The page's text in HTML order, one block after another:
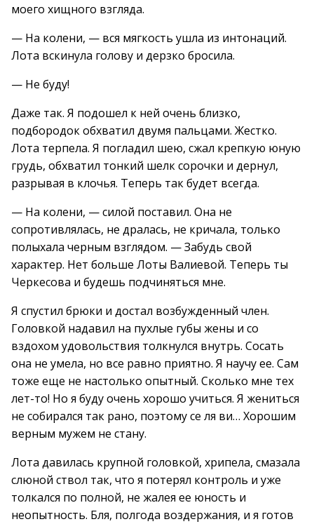
моего хищного взгляда.
— На колени, — вся мягкость ушла из интонаций.
Лота вскинула голову и дерзко бросила.
— Не буду!
Даже так. Я подошел к ней очень близко,
подбородок обхватил двумя пальцами. Жестко.
Лота терпела. Я погладил шею, сжал крепкую юную
грудь, обхватил тонкий шелк сорочки и дернул,
разрывая в клочья. Теперь так будет всегда.
— На колени, — силой поставил. Она не
сопротивлялась, не дралась, не кричала, только
полыхала черным взглядом. — Забудь свой
характер. Нет больше Лоты Валиевой. Теперь ты
Черкесова и будешь подчиняться мне.
Я спустил брюки и достал возбужденный член.
Головкой надавил на пухлые губы жены и со
вздохом удовольствия толкнулся внутрь. Сосать
она не умела, но все равно приятно. Я научу ее. Сам
тоже еще не настолько опытный. Сколько мне тех
лет-то! Но я буду очень хорошо учиться. Я жениться
не собирался так рано, поэтому се ля ви… Хорошим
верным мужем не стану.
Лота давилась крупной головкой, хрипела, смазала
слюной ствол так, что я потерял контроль и уже
толкался по полной, не жалея ее юность и
неопытность. Бля, полгода воздержания, и я готов